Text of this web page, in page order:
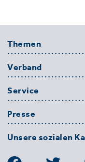
Themen
Verband
Service
Presse
Unsere sozialen